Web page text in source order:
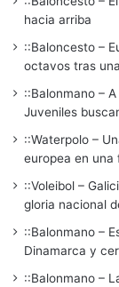
hacia arriba
::Baloncesto –
octavos tras
::Balonmano –
Juveniles
::Waterpolo –
europea en una
::Voleibol –
gloria nacional
::Balonmano –
Dinamarca y
::Balonmano –